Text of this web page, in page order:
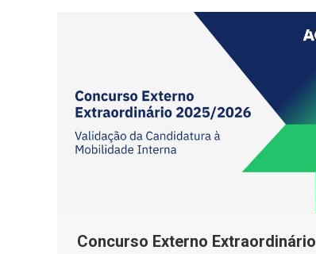
Concurso Externo Extraordinário